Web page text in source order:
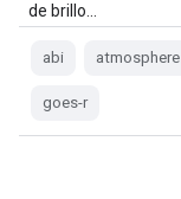
de brillo…
abi atmosphere
goes-r